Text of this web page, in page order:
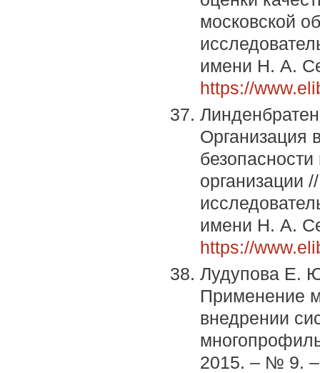
московской
имени Н. А.
https://
Организация
организации
имени Н. А.
https://
Лудупова Е.
Применение
внедрении
2015. – № 9.